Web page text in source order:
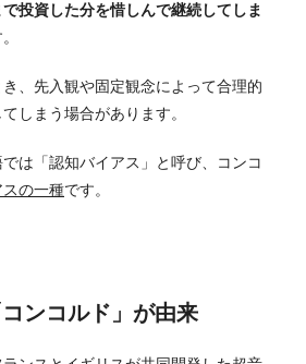
投資した分を惜しんで継続してしま
、先入観や固定観念によって合理的
しまう場合があります。
は「認知バイアス」と呼び、コンコ
の一種です。
ンコルド」が由来